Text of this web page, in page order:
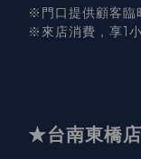
※門口提供顧客臨
※來店消費，享1
★台南東橋